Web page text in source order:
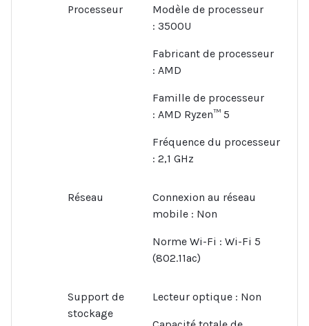
Processeur
Modèle de processeur
:3500U
Fabricant de processeur
: AMD
Famille de processeur
: AMD Ryzen™ 5
Fréquence du processeur
:2,1 GHz
Réseau
Connexion au réseau
mobile : Non
Norme Wi-Fi :Wi-Fi 5
(802.11ac)
Support de
stockage
Lecteur optique : Non